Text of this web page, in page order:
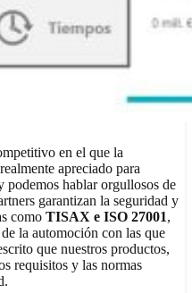
en el que la
realmente apreciado para
podemos hablar orgullosos de
garantizan la seguridad y
comoTISAXeISO 27001,
la automoción con las que
que nuestros productos,
requisitos y las normas